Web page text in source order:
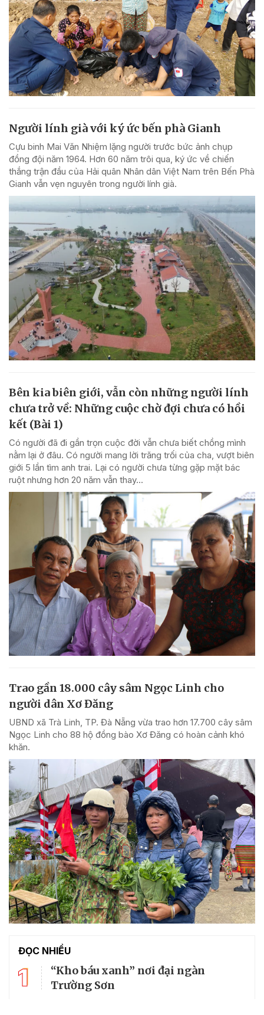
Người lính già với ký ức bến phà Gianh
Cựu binh Mai Văn Nhiệm lặng người trước bức ảnh chụp
đồng đội năm 1964. Hơn 60 năm trôi qua, ký ức về chiến
thắng trận đầu của Hải quân Nhân dân Việt Nam trên Bến Phà
Gianh vẫn vẹn nguyên trong người lính già.
Bên kia biên giới, vẫn còn những người lính
chưa trở về: Những cuộc chờ đợi chưa có hồi
kết (Bài 1)
Có người đã đi gần trọn cuộc đời vẫn chưa biết chồng mình
nằm lại ở đâu. Có người mang lời trăng trối của cha, vượt biên
giới 5 lần tìm anh trai. Lại có người chưa từng gặp mặt bác
ruột nhưng hơn 20 năm vẫn thay...
Trao gần 18.000 cây sâm Ngọc Linh cho
người dân Xơ Đăng
UBND xã Trà Linh, TP. Đà Nẵng vừa trao hơn 17.700 cây sâm
Ngọc Linh cho 88 hộ đồng bào Xơ Đăng có hoàn cảnh khó
khăn.
ĐỌC NHIỀU
1
“Kho báu xanh” nơi đại ngàn
Trường Sơn